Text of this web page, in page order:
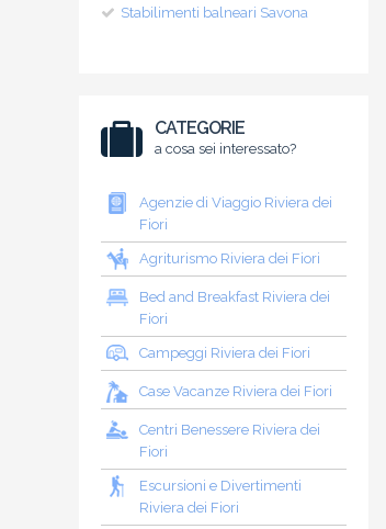
Stabilimenti balneari Savona
CATEGORIE
a cosa sei interessato?
Agenzie di Viaggio Riviera dei
Fiori
Agriturismo Riviera dei Fiori
Bed and Breakfast Riviera dei
Fiori
Campeggi Riviera dei Fiori
Case Vacanze Riviera dei Fiori
Centri Benessere Riviera dei
Fiori
Escursioni e Divertimenti
Riviera dei Fiori